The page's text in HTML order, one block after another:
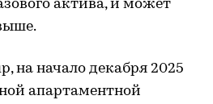
актива, и может
на начало декабря 2025
апартаментной